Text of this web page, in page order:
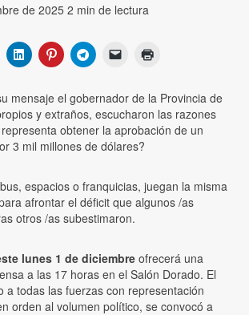
de 2025 2 min de lectura
mensaje el gobernador de la Provincia de
y extraños, escucharon las razones
obtener la aprobación de un
3 mil millones de dólares?
espacios o franquicias, juegan la misma
afrontar el déficit que algunos /as
otros /as subestimaron.
lunes 1 de diciembre ofrecerá una
a las 17 horas en el Salón Dorado. El
a todas las fuerzas con representación
orden al volumen político, se convocó a